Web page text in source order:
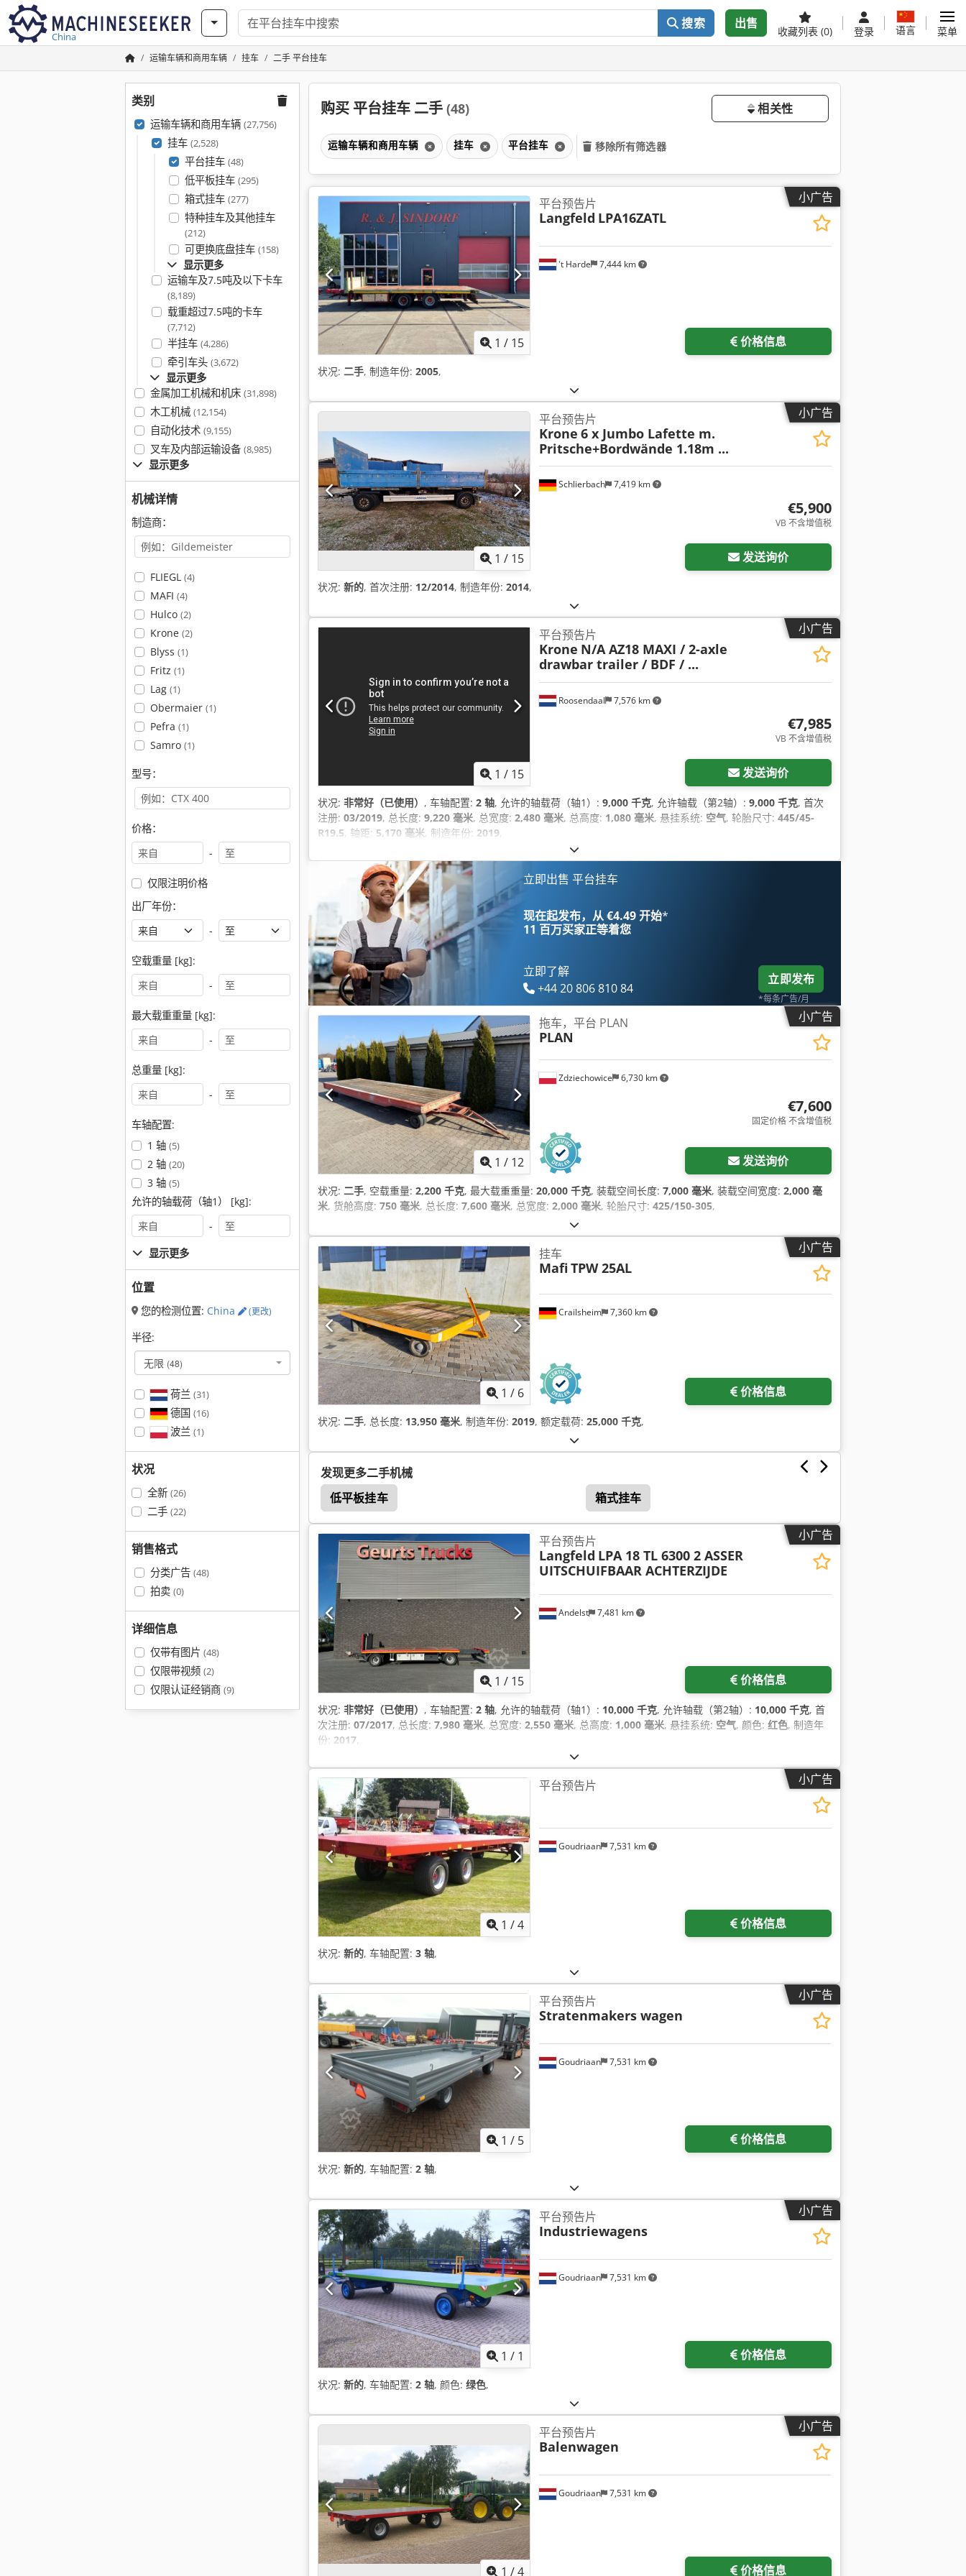
China
搜索 出售
收藏列表 (0) 登录 语言 菜单
运输车辆和商用车辆 挂车 二手 平台挂车
类别
运输车辆和商用车辆 (27,756)
挂车 (2,528)
平台挂车 (48)
低平板挂车 (295)
箱式挂车 (277)
特种挂车及其他挂车
(212)
可更换底盘挂车 (158)
显示更多
运输车及7.5吨及以下卡车
(8,189)
载重超过7.5吨的卡车
(7,712)
半挂车 (4,286)
牵引车头 (3,672)
显示更多
金属加工机械和机床 (31,898)
木工机械 (12,154)
自动化技术 (9,155)
叉车及内部运输设备 (8,985)
显示更多
机械详情
制造商：
FLIEGL (4)
MAFI (4)
Hulco (2)
Krone (2)
Blyss (1)
Fritz (1)
Lag (1)
Obermaier (1)
Pefra (1)
Samro (1)
型号：
价格：
-
仅限注明价格
出厂年份：
-
空载重量 [kg]:
-
最大载重重量 [kg]:
-
总重量 [kg]:
-
车轴配置:
1 轴 (5)
2 轴 (20)
3 轴 (5)
允许的轴载荷（轴1） [kg]:
-
显示更多
位置
您的检测位置: China (更改)
半径:
无限 (48)
荷兰 (31)
德国 (16)
波兰 (1)
状况
全新 (26)
二手 (22)
销售格式
分类广告 (48)
拍卖 (0)
详细信息
仅带有图片 (48)
仅限带视频 (2)
仅限认证经销商 (9)
购买 平台挂车 二手 (48) 相关性
运输车辆和商用车辆 挂车 平台挂车 移除所有筛选器
小广告
1 / 15
't Harde 7,444 km
平台预告片
Langfeld LPA16ZATL
价格信息
状况: 二手, 制造年份: 2005,
小广告
1 / 15
Schlierbach 7,419 km
平台预告片
Krone 6 x Jumbo Lafette m.
Pritsche+Bordwände 1.18m ...
€5,900
VB 不含增值税
发送询价
状况: 新的, 首次注册: 12/2014, 制造年份: 2014,
小广告
1 / 15
Roosendaal 7,576 km
平台预告片
Krone N/A AZ18 MAXI / 2-axle
drawbar trailer / BDF / ...
€7,985
VB 不含增值税
发送询价
状况: 非常好（已使用） , 车轴配置: 2 轴, 允许的轴载荷（轴1）: 9,000 千克, 允许轴载（第2轴）: 9,000 千克, 首次
注册: 03/2019, 总长度: 9,220 毫米, 总宽度: 2,480 毫米, 总高度: 1,080 毫米, 悬挂系统: 空气, 轮胎尺寸: 445/45-
R19.5, 轴距: 5,170 毫米, 制造年份: 2019,
立即出售 平台挂车
现在起发布，从 €4.49 开始*
11 百万买家正等着您
立即了解
+44 20 806 810 84
立即发布
*每条广告/月
小广告
1 / 12
Zdziechowice 6,730 km
拖车，平台 PLAN
PLAN
€7,600
固定价格 不含增值税
发送询价
状况: 二手, 空载重量: 2,200 千克, 最大载重重量: 20,000 千克, 装载空间长度: 7,000 毫米, 装载空间宽度: 2,000 毫
米, 货舱高度: 750 毫米, 总长度: 7,600 毫米, 总宽度: 2,000 毫米, 轮胎尺寸: 425/150-305,
小广告
1 / 6
Crailsheim 7,360 km
挂车
MafiTPW 25AL
价格信息
状况: 二手, 总长度: 13,950 毫米, 制造年份: 2019, 额定载荷: 25,000 千克,
发现更多二手机械
低平板挂车
箱式挂车
小广告
1 / 15
Andelst 7,481 km
平台预告片
Langfeld LPA 18 TL 6300 2 ASSER
UITSCHUIFBAAR ACHTERZIJDE
价格信息
状况: 非常好（已使用） , 车轴配置: 2 轴, 允许的轴载荷（轴1）: 10,000 千克, 允许轴载（第2轴）: 10,000 千克, 首
次注册: 07/2017, 总长度: 7,980 毫米, 总宽度: 2,550 毫米, 总高度: 1,000 毫米, 悬挂系统: 空气, 颜色: 红色, 制造年
份: 2017,
小广告
1 /4
Goudriaan 7,531 km
平台预告片
价格信息
状况: 新的, 车轴配置: 3 轴,
小广告
1 / 5
Goudriaan 7,531 km
平台预告片
Stratenmakers wagen
价格信息
状况: 新的, 车轴配置: 2 轴,
小广告
1 / 1
Goudriaan 7,531 km
平台预告片
Industriewagens
价格信息
状况: 新的, 车轴配置: 2 轴, 颜色: 绿色,
小广告
1 /4
Goudriaan 7,531 km
平台预告片
Balenwagen
价格信息